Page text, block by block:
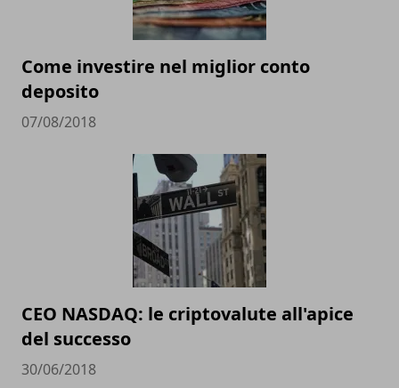
Come investire nel miglior conto
deposito
07/08/2018
CEO NASDAQ: le criptovalute all'apice
del successo
30/06/2018